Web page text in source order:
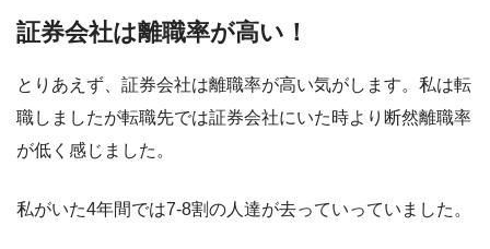
証券会社は離職率が高い！
とりあえず、証券会社は離職率が高い気がします。私は転
職しましたが転職先では証券会社にいた時より断然離職率
が低く感じました。
私がいた4年間では7-8割の人達が去っていっていました。